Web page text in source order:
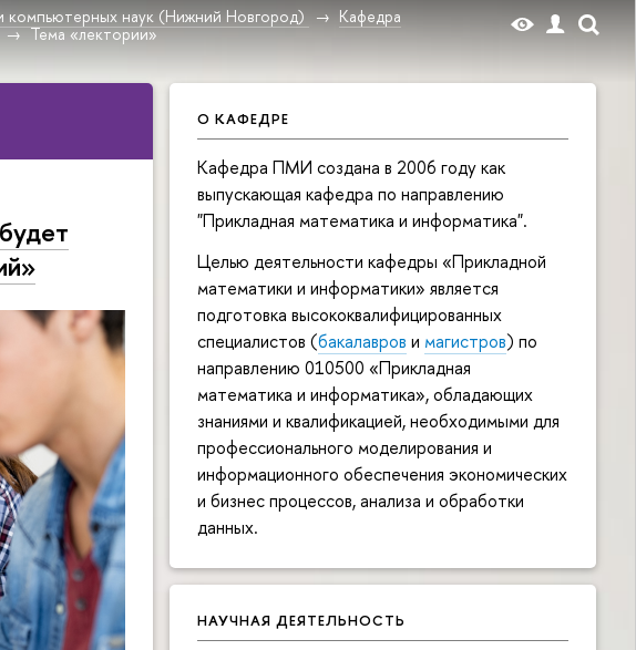
компьютерных наук (Нижний Новгород)
Кафедра
Тема «лектории»
О КАФЕДРЕ
Кафедра ПМИ создана в 2006 году как
выпускающая кафедра по направлению
"Прикладная математика и информатика".
Целью деятельности кафедры «Прикладной
математики и информатики» является
подготовка высококвалифицированных
специалистов (бакалавров и магистров) по
направлению 010500 «Прикладная
математика и информатика», обладающих
знаниями и квалификацией, необходимыми для
профессионального моделирования и
информационного обеспечения экономических
и бизнес процессов, анализа и обработки
данных.
НАУЧНАЯ ДЕЯТЕЛЬНОСТЬ